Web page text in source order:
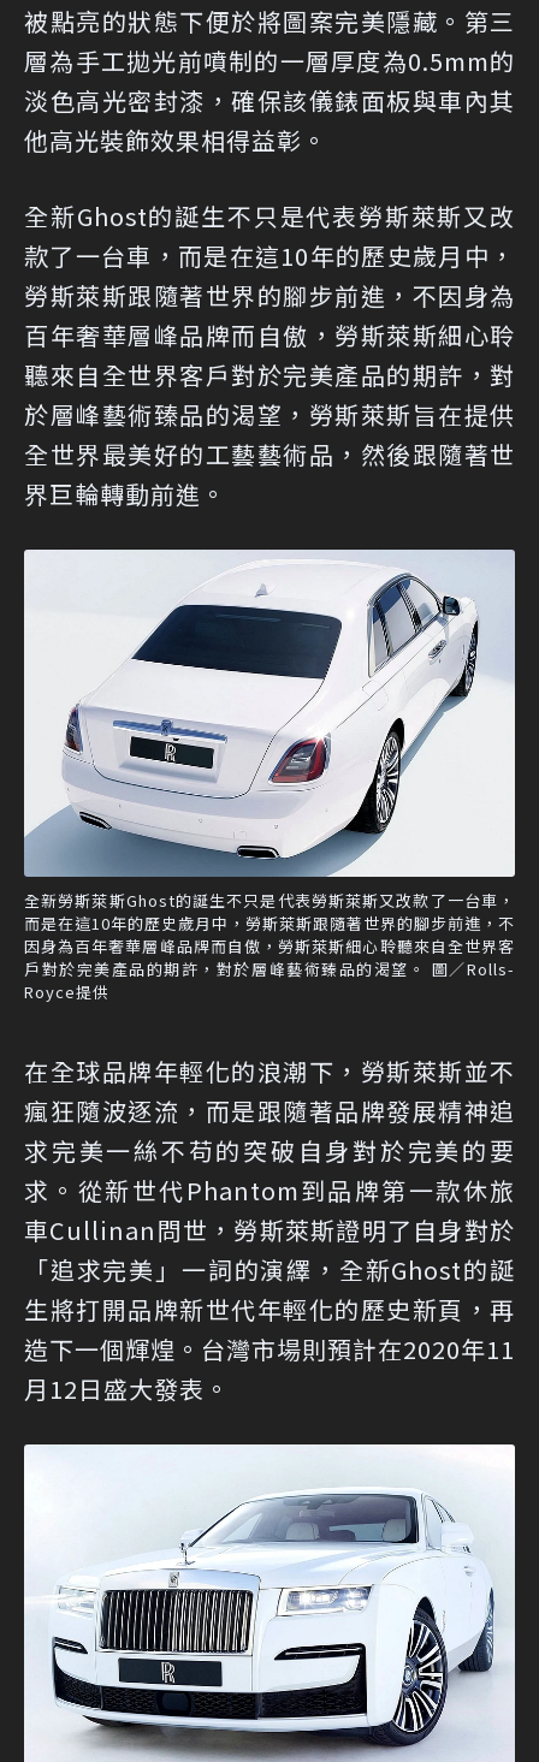
被點亮的狀態下便於將圖案完美隱藏。第三
層為手工拋光前噴制的一層厚度為0.5mm的
淡色高光密封漆，確保該儀錶面板與車內其
他高光裝飾效果相得益彰。
全新Ghost的誕生不只是代表勞斯萊斯又改
款了一台車，而是在這10年的歷史歲月中，
勞斯萊斯跟隨著世界的腳步前進，不因身為
百年奢華層峰品牌而自傲，勞斯萊斯細心聆
聽來自全世界客戶對於完美產品的期許，對
於層峰藝術臻品的渴望，勞斯萊斯旨在提供
全世界最美好的工藝藝術品，然後跟隨著世
界巨輪轉動前進。
全新勞斯萊斯Ghost的誕生不只是代表勞斯萊斯又改款了一台車，
而是在這10年的歷史歲月中，勞斯萊斯跟隨著世界的腳步前進，不
因身為百年奢華層峰品牌而自傲，勞斯萊斯細心聆聽來自全世界客
戶對於完美產品的期許，對於層峰藝術臻品的渴望。 圖／Rolls-
Royce提供
在全球品牌年輕化的浪潮下，勞斯萊斯並不
瘋狂隨波逐流，而是跟隨著品牌發展精神追
求完美一絲不苟的突破自身對於完美的要
求。從新世代Phantom到品牌第一款休旅
車Cullinan問世，勞斯萊斯證明了自身對於
「追求完美」一詞的演繹，全新Ghost的誕
生將打開品牌新世代年輕化的歷史新頁，再
造下一個輝煌。台灣市場則預計在2020年11
月12日盛大發表。